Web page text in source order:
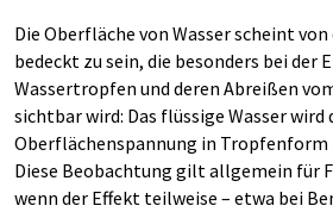
Die Oberfläche von Wasser scheint
bedeckt zu sein, die besonders bei der
Wassertropfen und deren Abreißen
sichtbar wird: Das flüssige Wasser wird
Oberflächenspannung in
Diese Beobachtung gilt allgemein für
wenn der Effekt teilweise – etwa bei